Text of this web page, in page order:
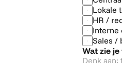
Lokale
HR /
Interne
Sales /
Wat zie